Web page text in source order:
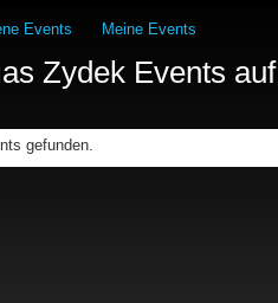
Events Meine Events
Zydek Events
gefunden.